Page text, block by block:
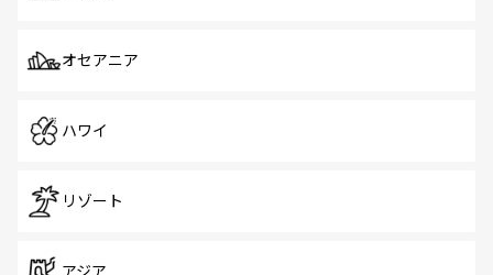
オセアニア
ハワイ
リゾート